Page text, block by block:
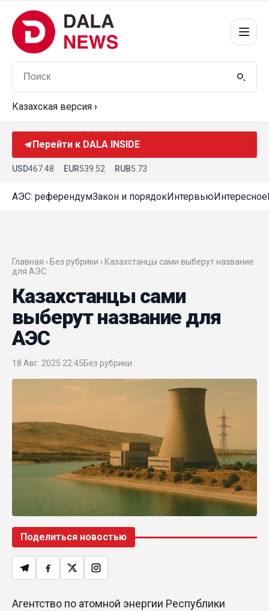
Казахская версия ›
Перейти к DALA INSIDE
USD467.48 EUR539.52 RUB5.73
АЭС: референдумЗакон и порядокИнтервьюИнтересное
Главная › Без рубрики › Казахстанцы сами выберут название
для АЭС
Казахстанцы сами
выберут название для
АЭС
18 Авг. 2025 22:45Без рубрики
Поделиться новостью
Агентство по атомной энергии Республики